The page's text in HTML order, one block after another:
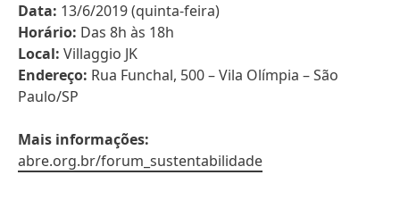
Data: 13/6/2019 (quinta-feira)
Horário: Das 8h às 18h
Local: Villaggio JK
Endereço: Rua Funchal, 500 – Vila Olímpia – São
Paulo/SP
Mais informações:
abre.org.br/forum_sustentabilidade